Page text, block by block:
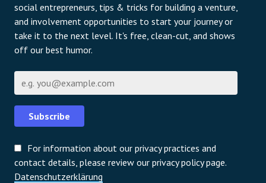
social entrepreneurs, tips & tricks for building a venture,
and involvement opportunities to start your journey or
take it to the next level. It's free, clean-cut, and shows
off our best humor.
Subscribe
For information about our privacy practices and
contact details, please review our privacy policy page.
Datenschutzerklärung